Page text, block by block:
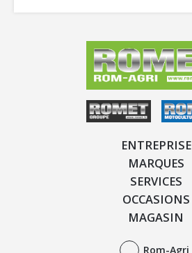
ENTREPRISE
MARQUES
SERVICES
OCCASIONS
MAGASIN
Rom-Agri